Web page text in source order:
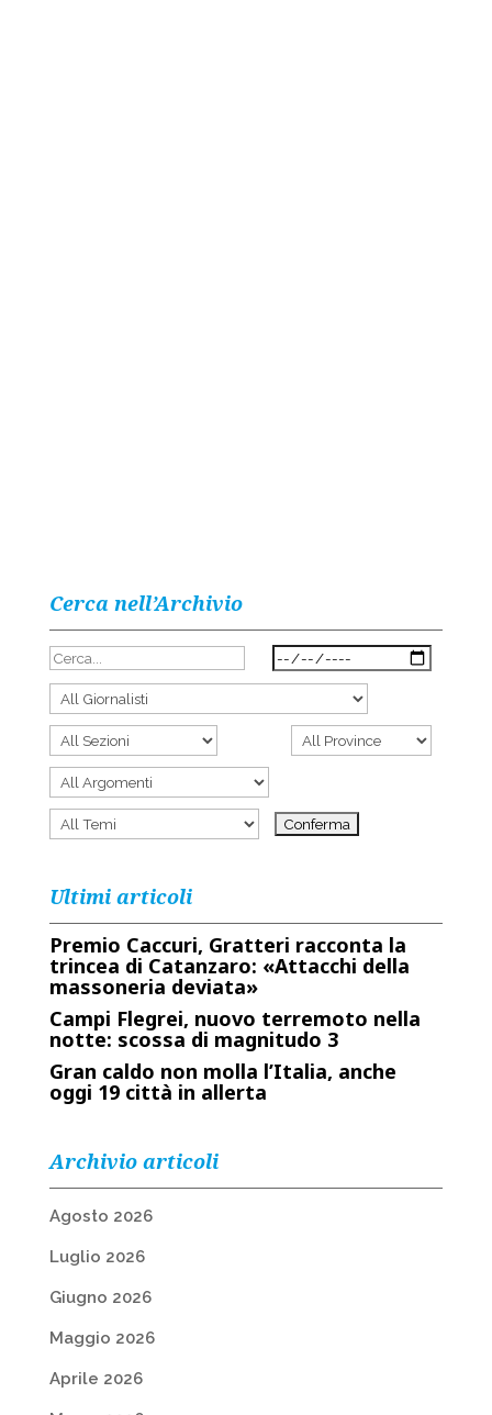
Cerca nell’Archivio
Ultimi articoli
Premio Caccuri, Gratteri racconta la
trincea di Catanzaro: «Attacchi della
massoneria deviata»
Campi Flegrei, nuovo terremoto nella
notte: scossa di magnitudo 3
Gran caldo non molla l’Italia, anche
oggi 19 città in allerta
Archivio articoli
Agosto 2026
Luglio 2026
Giugno 2026
Maggio 2026
Aprile 2026